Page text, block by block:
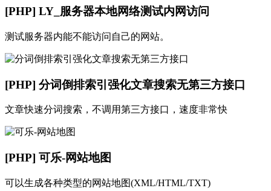
[PHP] LY_服务器本地网络测试内网访问
测试服务器内能不能访问自己的网站。
[PHP] 分词倒排索引强化文章搜索无第三方接口
文章快速分词搜索，不调用第三方接口，速度非常快
[PHP] 可乐-网站地图
可以生成各种类型的网站地图(XML/HTML/TXT)